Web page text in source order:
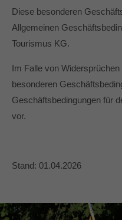
Diese besonderen
Allgemeinen
Tourismus KG.
Im Falle von
besonderen
Geschäftsbedingungen für
vor.
Stand: 01.04.2026